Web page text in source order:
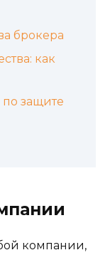
брокера
как
защите
компании,